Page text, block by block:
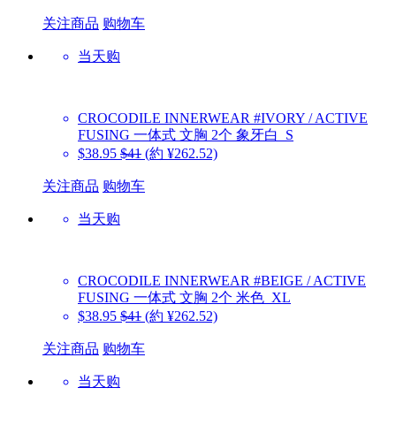
关注商品 购物车
当天购
CROCODILE INNERWEAR #IVORY / ACTIVE
FUSING 一体式 文胸 2个 象牙白_S
$38.95 $41 (約 ¥262.52)
关注商品 购物车
当天购
CROCODILE INNERWEAR #BEIGE / ACTIVE
FUSING 一体式 文胸 2个 米色_XL
$38.95 $41 (約 ¥262.52)
关注商品 购物车
当天购